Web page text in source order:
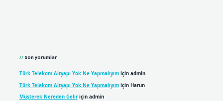
Son yorumlar
Türk Telekom Altyapı Yok Ne Yapmalıyımiçin admin
Türk Telekom Altyapı Yok Ne Yapmalıyımiçin Harun
Müşterek Nereden Geliriçin admin